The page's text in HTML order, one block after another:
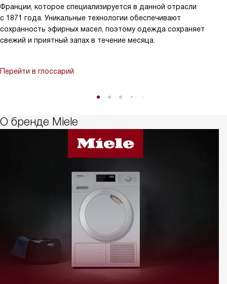
Франции, которое специализируется в данной отрасли
с 1871 года. Уникальные технологии обеспечивают
сохранность эфирных масел, поэтому одежда сохраняет
свежий и приятный запах в течение месяца.
Перейти в глоссарий
О бренде Miele